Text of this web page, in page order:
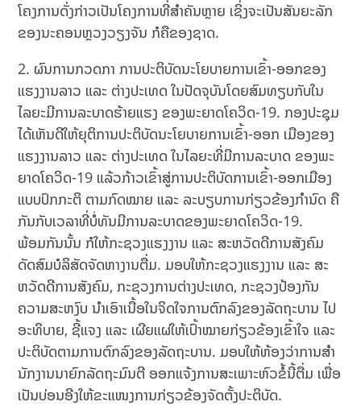
ໂຄງການດັ່ງກ່າວເປັນໂຄງການທີ່ສຳຄັນຫຼາຍ ເຊິ່ງຈະເປັນສັນຍະລັກ
ຂອງນະຄອນຫຼວງວຽງຈັນ ກໍຄືຂອງຊາດ.
2. ຜົນການກວດກາ ການປະຕິບັດນະໂຍບາຍການເຂົ້າ-ອອກຂອງ
ແຮງງານລາວ ແລະ ຕ່າງປະເທດ ໃນປັດຈຸບັນໂດຍສົມທຽບກັບໃນ
ໄລຍະມີການລະບາດຮ້າຍແຮງ ຂອງພະຍາດໂຄວິດ-19. ກອງປະຊຸມ
ໄດ້ເຫັນດີໃຫ້ຍຸຕິການປະຕິບັດນະໂຍບາຍການເຂົ້າ-ອອກ ເມືອງຂອງ
ແຮງງານລາວ ແລະ ຕ່າງປະເທດ ໃນໄລຍະທີ່ມີການລະບາດ ຂອງພະ
ຍາດໂຄວິດ-19 ແລ້ວກ້າວເຂົ້າສູ່ການປະຕິບັດການເຂົ້າ-ອອກເມືອງ
ແບບປົກກະຕິ ຕາມກົດໝາຍ ແລະ ລະບຽບການກ່ຽວຂ້ອງກໍານົດ ຄື
ກັນກັບເວລາທີ່ບໍ່ທັນມີການລະບາດຂອງພະຍາດໂຄວິດ-19.
ພ້ອມກັນນັ້ນ ກໍໃຫ້ກະຊວງແຮງງານ ແລະ ສະຫວັດດີການສັງຄົມ
ດັດສົມບໍລິສັດຈັດຫາງານຕື່ມ. ມອບໃຫ້ກະຊວງແຮງງານ ແລະ ສະ
ຫວັດດີການສັງຄົມ, ກະຊວງການຕ່າງປະເທດ, ກະຊວງປ້ອງກັນ
ຄວາມສະຫງົບ ນຳເອົາເນື້ອໃນຈິດໃຈການຕົກລົງຂອງລັດຖະບານ ໄປ
ອະທິບາຍ, ຊີ້ແຈງ ແລະ ເຜີຍແຜ່ໃຫ້ເປົ້າໝາຍກ່ຽວຂ້ອງເຂົ້າໃຈ ແລະ
ປະຕິບັດຕາມການຕົກລົງຂອງລັດຖະບານ. ມອບໃຫ້ຫ້ອງວ່າການສໍາ
ນັກງານນາຍົກລັດຖະມົນຕີ ອອກແຈ້ງການສະເພາະຫົວຂໍ້ນີ້ຕື່ມ ເພື່ອ
ເປັນບ່ອນອີງໃຫ້ຂະແໜງການກ່ຽວຂ້ອງຈັດຕັ້ງປະຕິບັດ.